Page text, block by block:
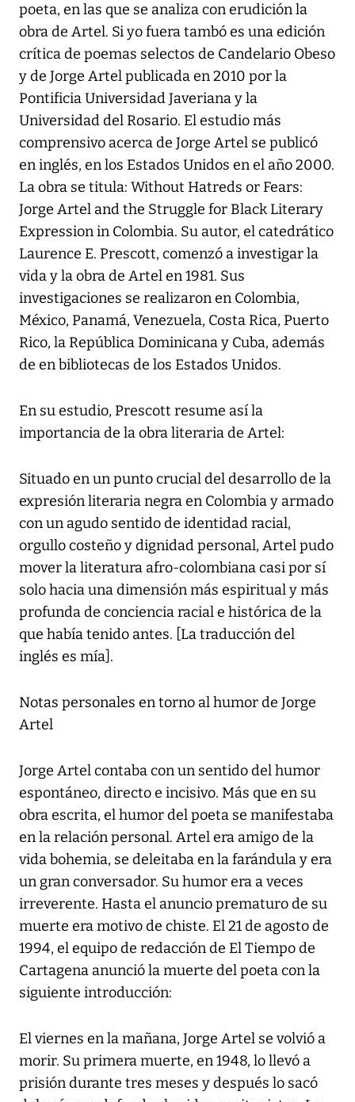
poeta, en las que se analiza con erudición la
obra de Artel. Si yo fuera tambó es una edición
crítica de poemas selectos de Candelario Obeso
y de Jorge Artel publicada en 2010 por la
Pontificia Universidad Javeriana y la
Universidad del Rosario. El estudio más
comprensivo acerca de Jorge Artel se publicó
en inglés, en los Estados Unidos en el año 2000.
La obra se titula: Without Hatreds or Fears:
Jorge Artel and the Struggle for Black Literary
Expression in Colombia. Su autor, el catedrático
Laurence E. Prescott, comenzó a investigar la
vida y la obra de Artel en 1981. Sus
investigaciones se realizaron en Colombia,
México, Panamá, Venezuela, Costa Rica, Puerto
Rico, la República Dominicana y Cuba, además
de en bibliotecas de los Estados Unidos.
En su estudio, Prescott resume así la
importancia de la obra literaria de Artel:
Situado en un punto crucial del desarrollo de la
expresión literaria negra en Colombia y armado
con un agudo sentido de identidad racial,
orgullo costeño y dignidad personal, Artel pudo
mover la literatura afro-colombiana casi por sí
solo hacia una dimensión más espiritual y más
profunda de conciencia racial e histórica de la
que había tenido antes. [La traducción del
inglés es mía].
Notas personales en torno al humor de Jorge
Artel
Jorge Artel contaba con un sentido del humor
espontáneo, directo e incisivo. Más que en su
obra escrita, el humor del poeta se manifestaba
en la relación personal. Artel era amigo de la
vida bohemia, se deleitaba en la farándula y era
un gran conversador. Su humor era a veces
irreverente. Hasta el anuncio prematuro de su
muerte era motivo de chiste. El 21 de agosto de
1994, el equipo de redacción de El Tiempo de
Cartagena anunció la muerte del poeta con la
siguiente introducción:
El viernes en la mañana, Jorge Artel se volvió a
morir. Su primera muerte, en 1948, lo llevó a
prisión durante tres meses y después lo sacó